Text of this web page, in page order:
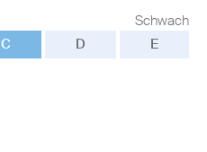
Schwach
C D E